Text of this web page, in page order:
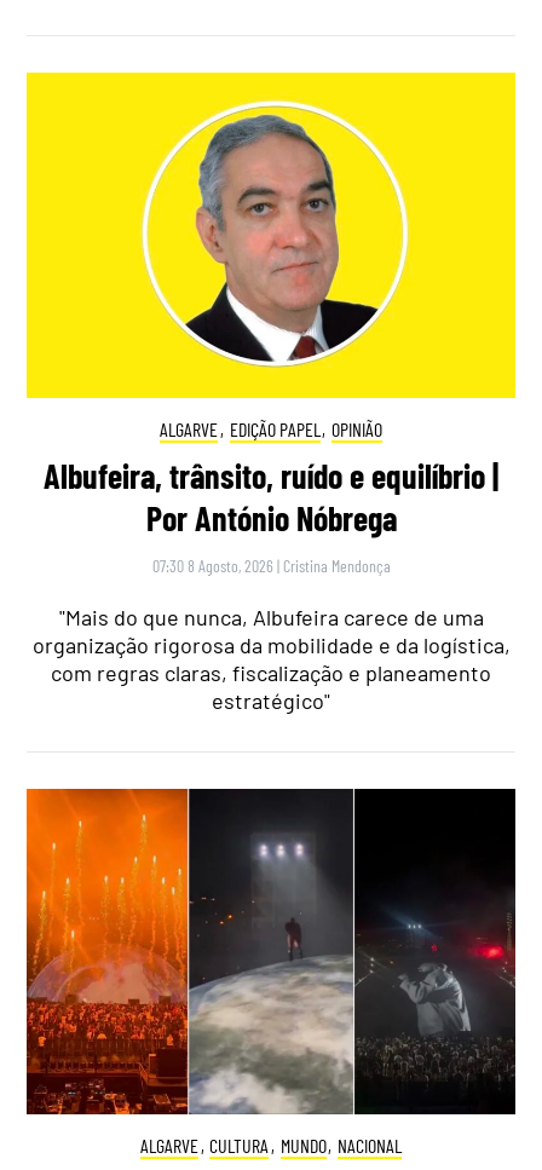
ALGARVE, EDIÇÃO PAPEL , OPINIÃO
Albufeira, trânsito, ruído e equilíbrio |
Por António Nóbrega
07:30 8 Agosto, 2026 | Cristina Mendonça
"Mais do que nunca, Albufeira carece de uma
organização rigorosa da mobilidade e da logística,
com regras claras, fiscalização e planeamento
estratégico"
ALGARVE, CULTURA , MUNDO, NACIONAL